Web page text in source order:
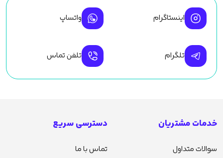
اینستاگرام واتساپ
تلگرام تلفن تماس
خدمات مشتریان
سوالات متداول
دسترسی سریع
تماس با ما